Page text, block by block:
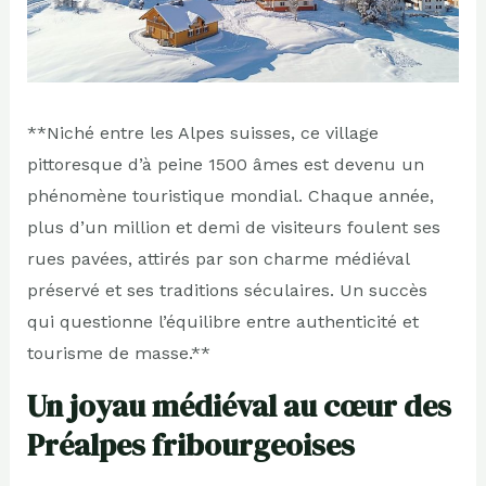
**Niché entre les Alpes suisses, ce village
pittoresque d’à peine 1500 âmes est devenu un
phénomène touristique mondial. Chaque année,
plus d’un million et demi de visiteurs foulent ses
rues pavées, attirés par son charme médiéval
préservé et ses traditions séculaires. Un succès
qui questionne l’équilibre entre authenticité et
tourisme de masse.**
Un joyau médiéval au cœur des
Préalpes fribourgeoises